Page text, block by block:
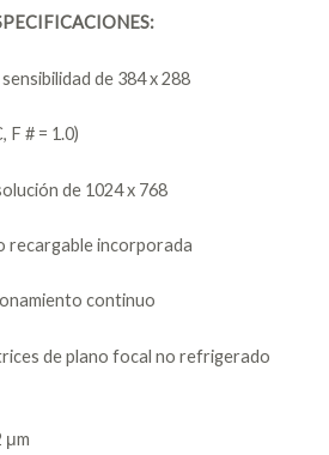
de 384 x 288
F # = 1.0)
de 1024 x 768
recargable incorporada
continuo
de plano focal no refrigerado
μm